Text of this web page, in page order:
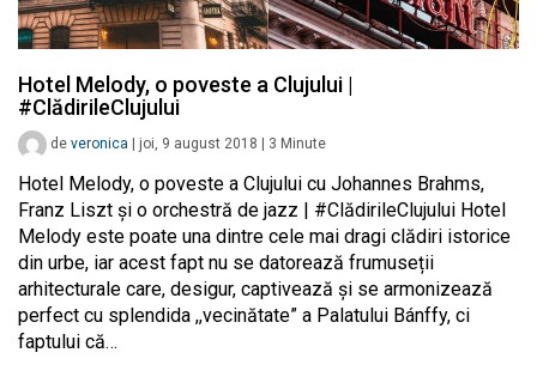
Hotel Melody, o poveste a Clujului |
#ClădirileClujului
de veronica joi, 9 august 2018 3 Minute
Hotel Melody, o poveste a Clujului cu Johannes Brahms,
Franz Liszt și o orchestră de jazz | #ClădirileClujului Hotel
Melody este poate una dintre cele mai dragi clădiri istorice
din urbe, iar acest fapt nu se datorează frumuseții
arhitecturale care, desigur, captivează și se armonizează
perfect cu splendida ,,vecinătate” a Palatului Bánffy, ci
faptului că…